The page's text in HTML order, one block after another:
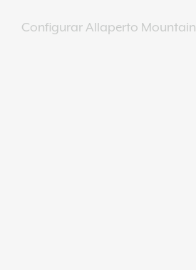
Configurar Allaperto Mountain